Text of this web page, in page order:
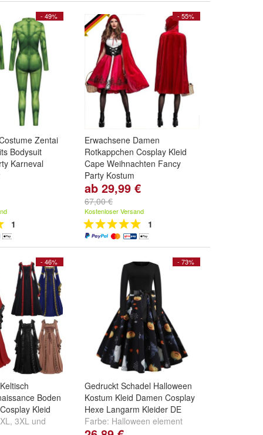
- 49%
Zentai
Bodysuit
Karneval
1
- 55%
Erwachsene Damen
Rotkappchen Cosplay Kleid
Cape Weihnachten Fancy
Party Kostum
Grobe:S ,M, Lund
ab 29,99 €
67,00 €
Kostenloser Versand
1
- 46%
Boden
Kleid
, 3XL und
- 73%
Gedruckt Schadel Halloween
Kostum Kleid Damen Cosplay
Hexe Langarm Kleider DE
Farbe: Halloween element
printing